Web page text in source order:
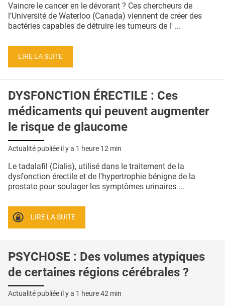
QUI SOMMES-NOUS ?
CONDITIONS GÉNÉRALES
CRÉDITS
Vaincre le cancer en le dévorant ? Ces chercheurs de
l’Université de Waterloo (Canada) viennent de créer des
bactéries capables de détruire les tumeurs de l' ...
LIRE LA SUITE
DYSFONCTION ÉRECTILE : Ces
médicaments qui peuvent augmenter
le risque de glaucome
Actualité publiée il y a 1 heure 12 min
Le tadalafil (Cialis), utilisé dans le traitement de la
dysfonction érectile et de l'hypertrophie bénigne de la
prostate pour soulager les symptômes urinaires ...
LIRE LA SUITE
PSYCHOSE : Des volumes atypiques
de certaines régions cérébrales ?
Actualité publiée il y a 1 heure 42 min